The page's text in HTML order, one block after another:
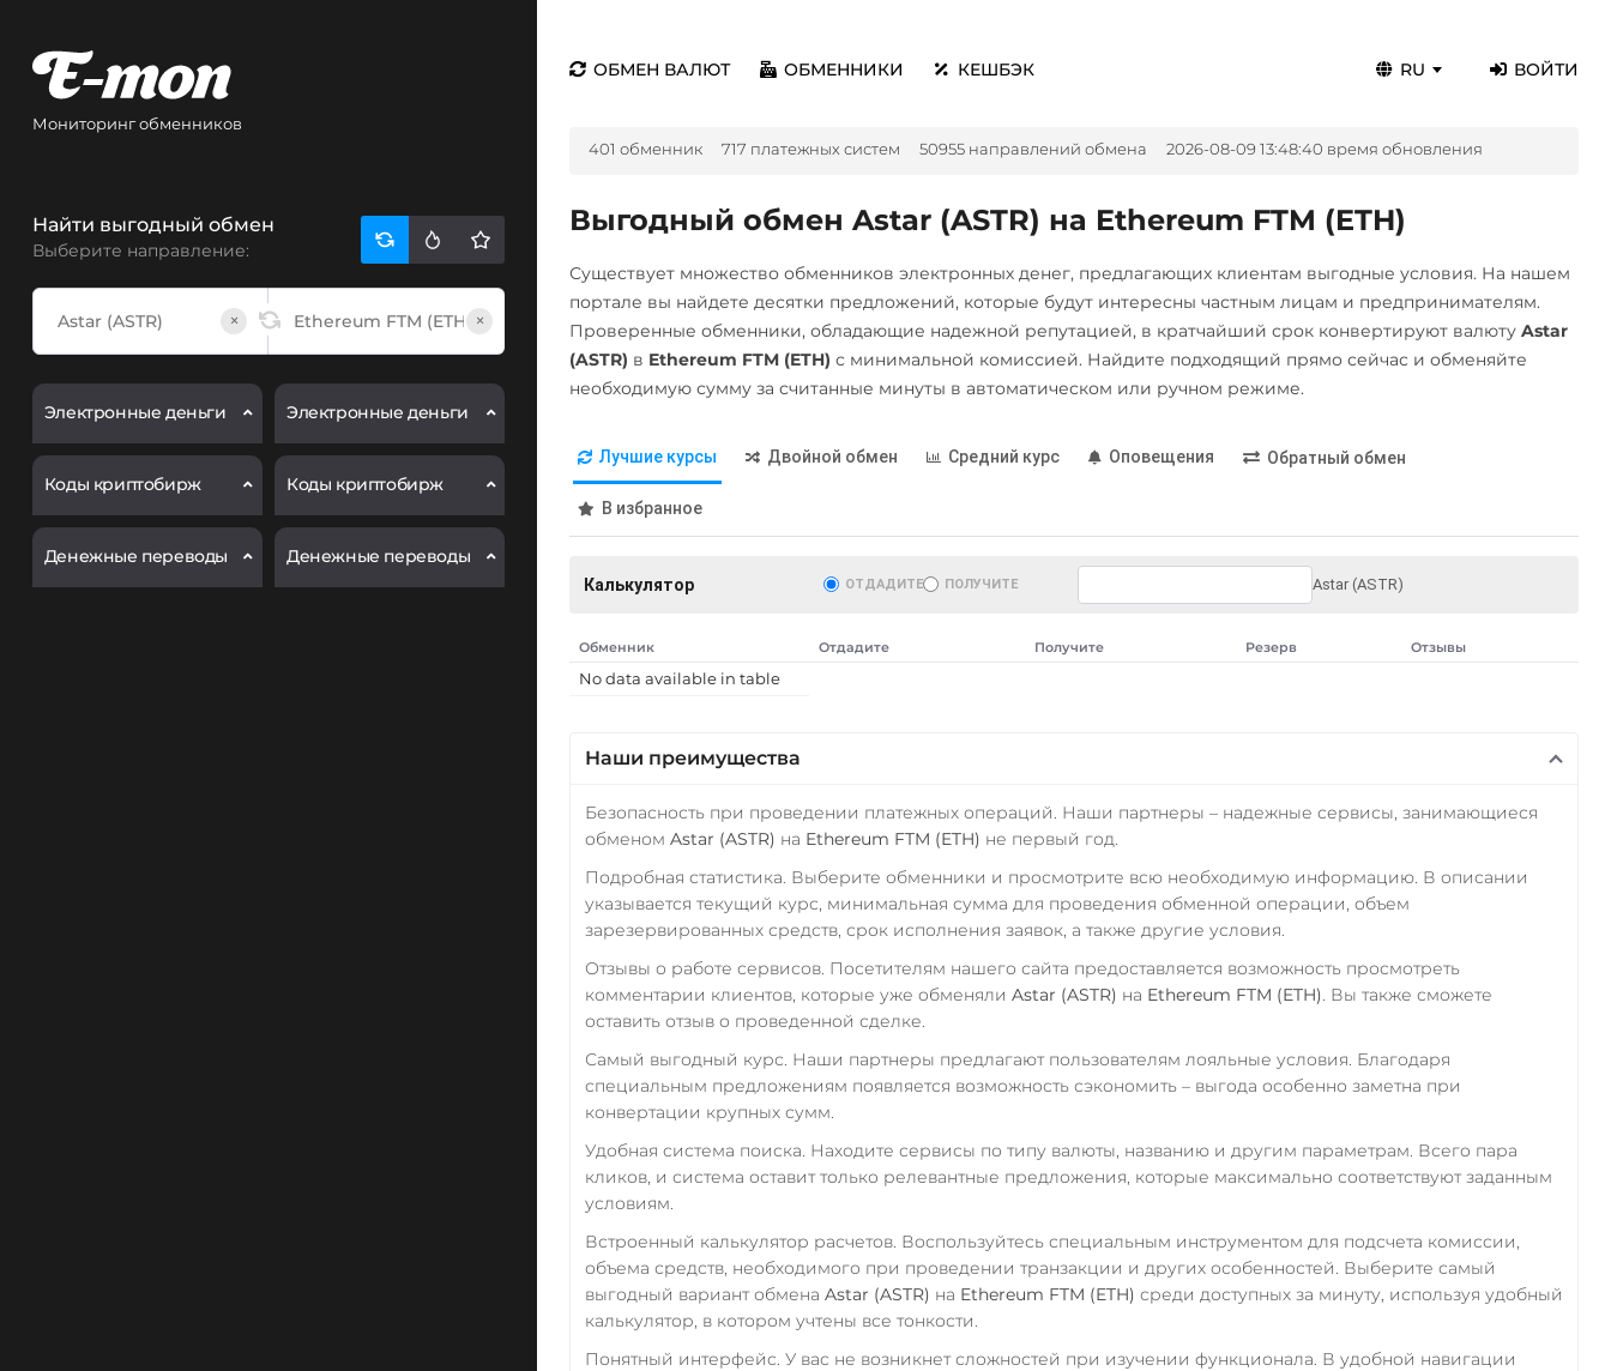
Мониторинг обменников
Найти выгодный обмен
Выберите направление:
× ×
Электронные деньги
Коды криптобирж
Денежные переводы
Электронные деньги
Коды криптобирж
Денежные переводы
ОБМЕН ВАЛЮТ ОБМЕННИКИ КЕШБЭК RU ВОЙТИ
401 обменник 717 платежных систем 50955 направлений обмена 2026-08-09 13:48:40 время обновления
Выгодный обмен Astar (ASTR) на Ethereum FTM (ETH)
Существует множество обменников электронных денег, предлагающих клиентам выгодные условия. На нашем
портале вы найдете десятки предложений, которые будут интересны частным лицам и предпринимателям.
Проверенные обменники, обладающие надежной репутацией, в кратчайший срок конвертируют валюту Astar
(ASTR) в Ethereum FTM (ETH) с минимальной комиссией. Найдите подходящий прямо сейчас и обменяйте
необходимую сумму за считанные минуты в автоматическом или ручном режиме.
Лучшие курсы Двойной обмен Средний курс Оповещения Обратный обмен
В избранное
Калькулятор ОТДАДИТЕ ПОЛУЧИТЕ Astar (ASTR)
Обменник Отдадите Получите Резерв Отзывы
No data available in table
Наши преимущества
Безопасность при проведении платежных операций. Наши партнеры – надежные сервисы, занимающиеся
обменом Astar (ASTR) на Ethereum FTM (ETH) не первый год.
Подробная статистика. Выберите обменники и просмотрите всю необходимую информацию. В описании
указывается текущий курс, минимальная сумма для проведения обменной операции, объем
зарезервированных средств, срок исполнения заявок, а также другие условия.
Отзывы о работе сервисов. Посетителям нашего сайта предоставляется возможность просмотреть
комментарии клиентов, которые уже обменяли Astar (ASTR) на Ethereum FTM (ETH). Вы также сможете
оставить отзыв о проведенной сделке.
Самый выгодный курс. Наши партнеры предлагают пользователям лояльные условия. Благодаря
специальным предложениям появляется возможность сэкономить – выгода особенно заметна при
конвертации крупных сумм.
Удобная система поиска. Находите сервисы по типу валюты, названию и другим параметрам. Всего пара
кликов, и система оставит только релевантные предложения, которые максимально соответствуют заданным
условиям.
Встроенный калькулятор расчетов. Воспользуйтесь специальным инструментом для подсчета комиссии,
объема средств, необходимого при проведении транзакции и других особенностей. Выберите самый
выгодный вариант обмена Astar (ASTR) на Ethereum FTM (ETH) среди доступных за минуту, используя удобный
калькулятор, в котором учтены все тонкости.
Понятный интерфейс. У вас не возникнет сложностей при изучении функционала. В удобной навигации